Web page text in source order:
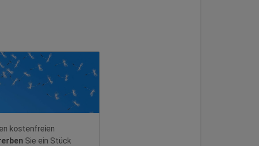
kostenfreien
Sie ein Stück